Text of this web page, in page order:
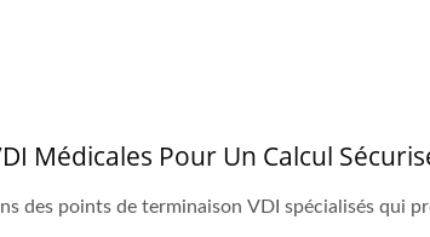
Médicales Pour Un Calcul
des points de terminaison VDI spécialisés qui